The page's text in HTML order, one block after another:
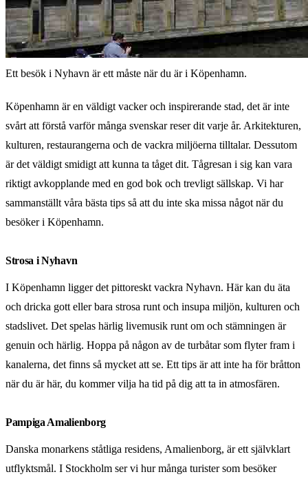
Ett besök i Nyhavn är ett måste när du är i Köpenhamn.
Köpenhamn är en väldigt vacker och inspirerande stad, det är inte
svårt att förstå varför många svenskar reser dit varje år. Arkitekturen,
kulturen, restaurangerna och de vackra miljöerna tilltalar. Dessutom
är det väldigt smidigt att kunna ta tåget dit. Tågresan i sig kan vara
riktigt avkopplande med en god bok och trevligt sällskap. Vi har
sammanställt våra bästa tips så att du inte ska missa något när du
besöker i Köpenhamn.
Strosa i Nyhavn
I Köpenhamn ligger det pittoreskt vackra Nyhavn. Här kan du äta
och dricka gott eller bara strosa runt och insupa miljön, kulturen och
stadslivet. Det spelas härlig livemusik runt om och stämningen är
genuin och härlig. Hoppa på någon av de turbåtar som flyter fram i
kanalerna, det finns så mycket att se. Ett tips är att inte ha för bråtton
när du är här, du kommer vilja ha tid på dig att ta in atmosfären.
Pampiga Amalienborg
Danska monarkens ståtliga residens, Amalienborg, är ett självklart
utflyktsmål. I Stockholm ser vi hur många turister som besöker